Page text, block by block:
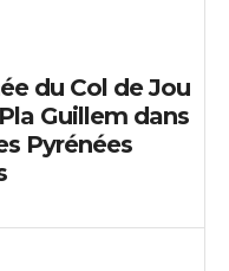
du Col de Jou
Guillem dans
Pyrénées